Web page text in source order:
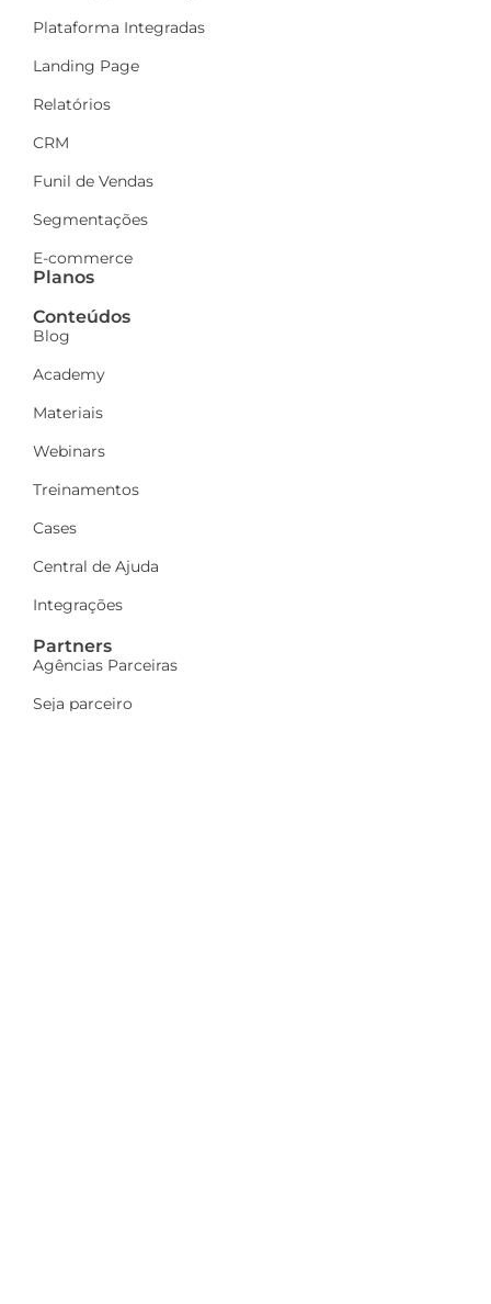
Plataforma Integradas
Landing Page
Relatórios
CRM
Funil de Vendas
Segmentações
E-commerce
Planos
Conteúdos
Blog
Academy
Materiais
Webinars
Treinamentos
Cases
Central de Ajuda
Integrações
Partners
Agências Parceiras
Seja parceiro